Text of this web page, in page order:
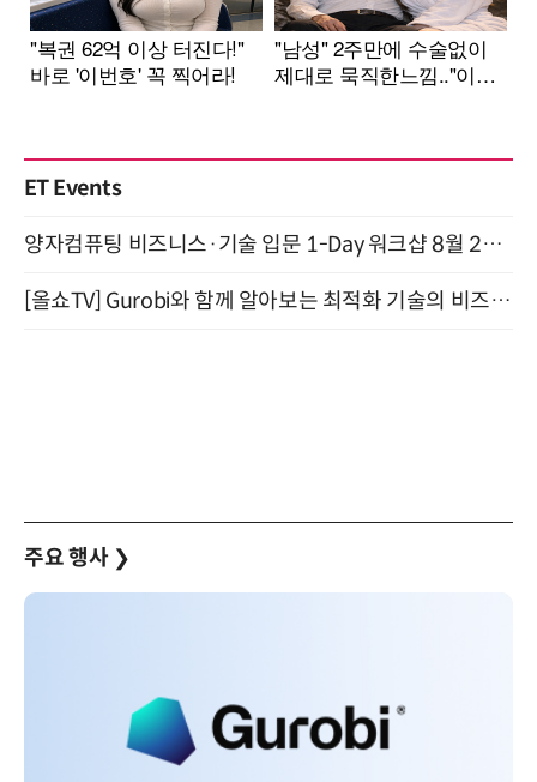
ET Events
양자컴퓨팅 비즈니스·기술 입문 1-Day 워크샵 8월 28일 개최
[올쇼TV] Gurobi와 함께 알아보는 최적화 기술의 비즈니스 활용 (8월 20일 생방송)
주요 행사 ❯